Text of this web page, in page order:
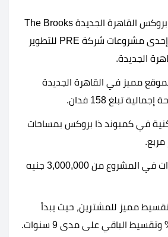
يعتبر كمبوند ذا بروكس القاهرة الجديدة The Brooks
New Cairo من إحدى مشروعات شركة PRE للتطوير
الجديدة.
مميز في القاهرة الجديدة
تبلغ 158 فدان.
في كمبوند ذا بروكس بمساحات
تبدأ أسعار الوحدات في المشروع من 3,000,000 جنيه
مميز للمشترين، حيث يبدأ